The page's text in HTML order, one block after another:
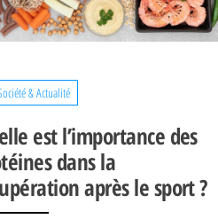
& Actualité
est l’importance des
dans la
après le sport ?